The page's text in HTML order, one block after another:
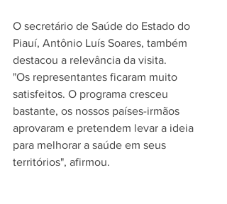
O secretário de Saúde do Estado do
Piauí, Antônio Luís Soares, também
destacou a relevância da visita.
"Os representantes ficaram muito
satisfeitos. O programa cresceu
bastante, os nossos países-irmãos
aprovaram e pretendem levar a ideia
para melhorar a saúde em seus
territórios", afirmou.